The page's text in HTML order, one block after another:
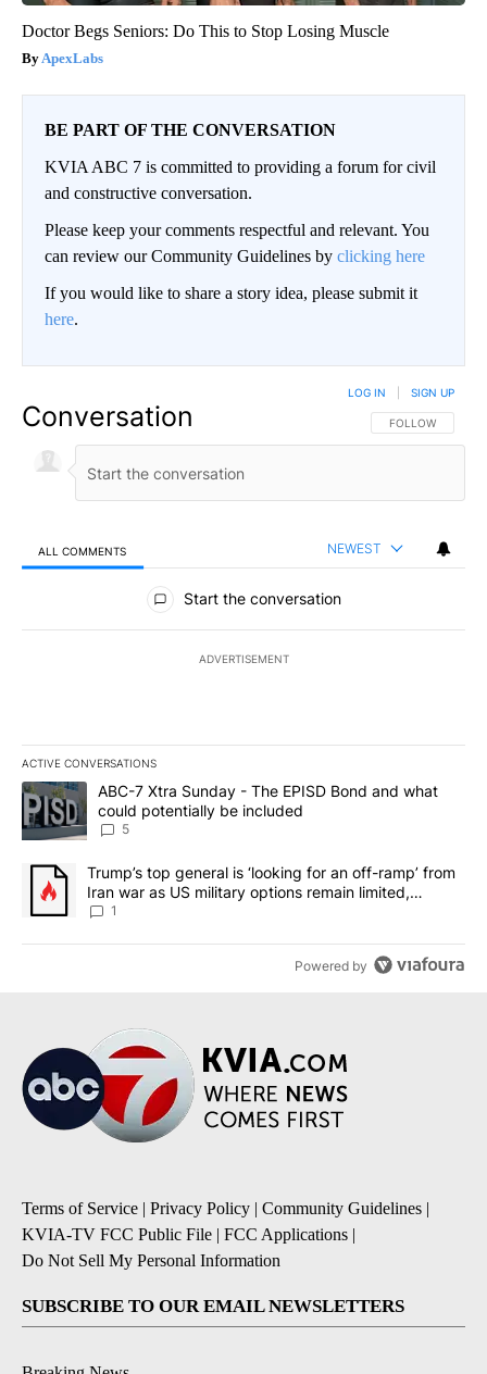
Doctor Begs Seniors: Do This to Stop Losing Muscle
ApexLabs
BE PART OF THE CONVERSATION
KVIA ABC 7 is committed to providing a forum for civil
and constructive conversation.
Please keep your comments respectful and relevant. You
can review our Community Guidelines by clicking here
If you would like to share a story idea, please submit it
here.
Conversation FOLLOW THIS
FOLLOW
LOG IN SIGN UP
ALL COMMENTS NEWEST
All Comments
Start the conversation
ADVERTISEMENT
ACTIVE CONVERSATIONS
The following is a list of the most commented articles in the last
A trending article titled "ABC-7 Xtra Sunday - The EPISD Bond
ABC-7 Xtra Sunday - The EPISD Bond and what
could potentially be included
5
A trending article titled "Trump’s top general is ‘looking for an
Trump’s top general is ‘looking for an off-ramp’ from
Iran war as US military options remain limited,
sources say
1
Powered by
Terms of Service | Privacy Policy | Community Guidelines |
KVIA-TV FCC Public File | FCC Applications |
Do Not Sell My Personal Information
SUBSCRIBE TO OUR EMAIL NEWSLETTERS